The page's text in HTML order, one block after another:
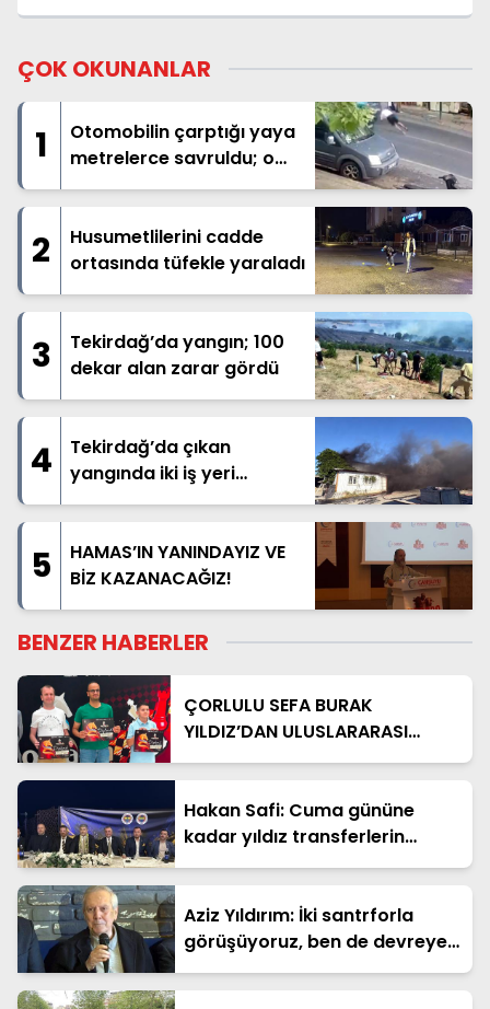
gözaltına alındı
ÇOK OKUNANLAR
1
Otomobilin çarptığı yaya
metrelerce savruldu; o
anlar kamerada
2
Husumetlilerini cadde
ortasında tüfekle yaraladı
3
Tekirdağ’da yangın; 100
dekar alan zarar gördü
4
Tekirdağ’da çıkan
yangında iki iş yeri
kullanılamaz hale geldi
5
HAMAS’IN YANINDAYIZ VE
BİZ KAZANACAĞIZ!
BENZER HABERLER
ÇORLULU SEFA BURAK
YILDIZ’DAN ULUSLARARASI
SATRANÇ ZAFERİ
Hakan Safi: Cuma gününe
kadar yıldız transferlerin
isimlerini açıklayacağız
Aziz Yıldırım: İki santrforla
görüşüyoruz, ben de devreye
girdim